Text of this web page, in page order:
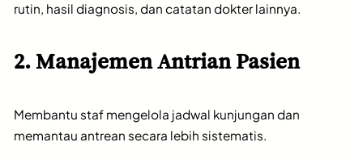
rutin, hasil diagnosis, dan catatan dokter lainnya.
2. Manajemen Antrian Pasien
Membantu staf mengelola jadwal kunjungan dan
memantau antrean secara lebih sistematis.